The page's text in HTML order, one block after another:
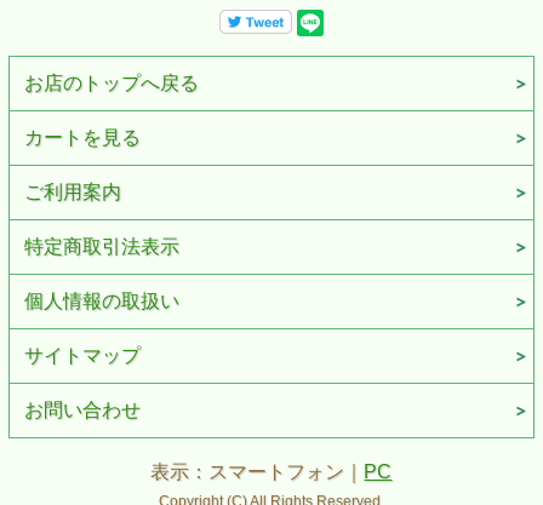
お店のトップへ戻る
カートを見る
ご利用案内
特定商取引法表示
個人情報の取扱い
サイトマップ
お問い合わせ
表示：スマートフォン｜ PC
Copyright (C) All Rights Reserved.